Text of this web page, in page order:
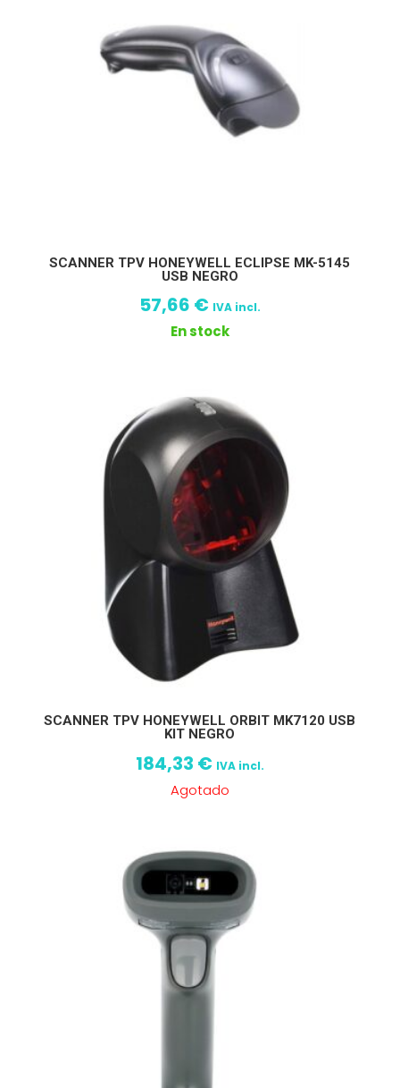
SCANNER TPV HONEYWELL ECLIPSE MK-5145
USB NEGRO
57,66 € IVA incl.
En stock
SCANNER TPV HONEYWELL ORBIT MK7120 USB
KIT NEGRO
184,33 € IVA incl.
Agotado